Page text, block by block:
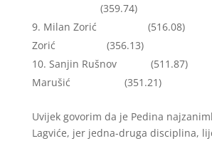
(359.74)
Milan Zorić (516.08) 9.
Zorić (356.13)
Sanjin Rušnov (511.87)
Marušić (351.21)
Uvijek govorim da je Pedina
Lagviće, jer jedna-druga disciplina,